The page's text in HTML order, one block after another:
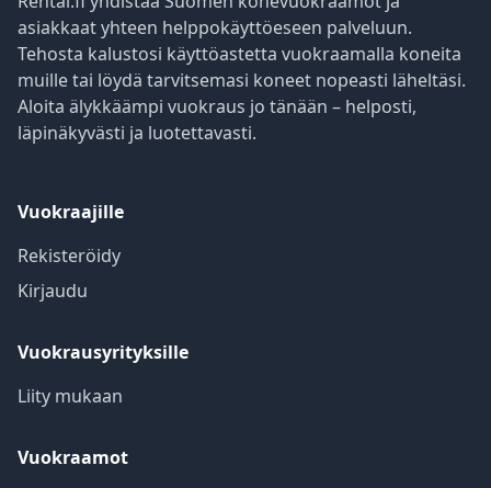
asiakkaat yhteen helppokäyttöeseen palveluun.
Tehosta kalustosi käyttöastetta vuokraamalla koneita
muille tai löydä tarvitsemasi koneet nopeasti läheltäsi.
Aloita älykkäämpi vuokraus jo tänään – helposti,
läpinäkyvästi ja luotettavasti.
Vuokraajille
Rekisteröidy
Kirjaudu
Vuokrausyrityksille
Liity mukaan
Vuokraamot